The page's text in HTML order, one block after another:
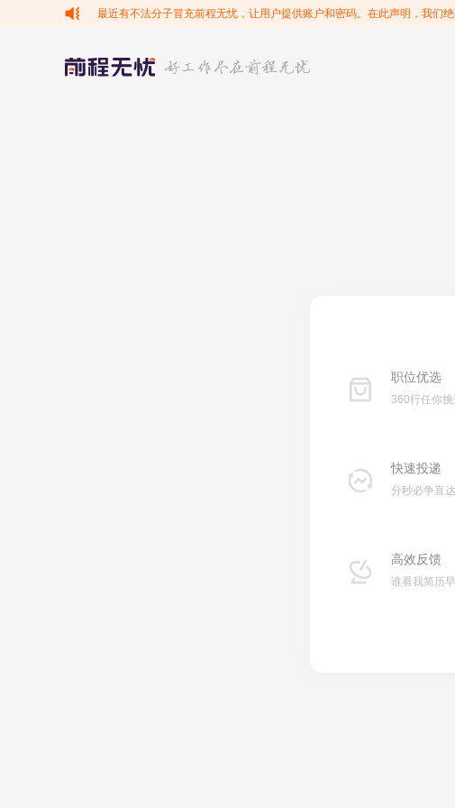
最近有不法分子冒充前程无忧，让用户提供账户和密码。在此声明，我们
职位优选
360行任你
快速投递
分秒必争直
高效反馈
谁看我简历